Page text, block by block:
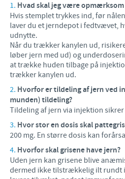
Hvad skal jeg være
Hvis stemplet trykkes ind, før
laver du et jerndepot i fedtvævet,
udnytte.
Når du trækker kanylen ud,
løber jern med ud) og
at trække huden tilbage på
trækker kanylen ud.
Hvorfor er tildeling af jern ved
munden) tildeling?
Tildeling af jern via injektion
Hvor stor en dosis skal
200 mg. En større dosis kan
Hvorfor skal grisene have jern?
Uden jern kan grisene blive
dermed ikke tilstrækkelig ilt rundt